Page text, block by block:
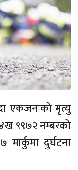
एकजनाको मृत्यु
९९७२ नम्बरको
दुर्घटना